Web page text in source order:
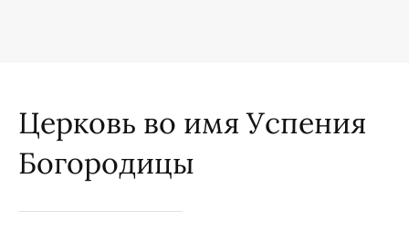
Церковь во имя Успения
Богородицы